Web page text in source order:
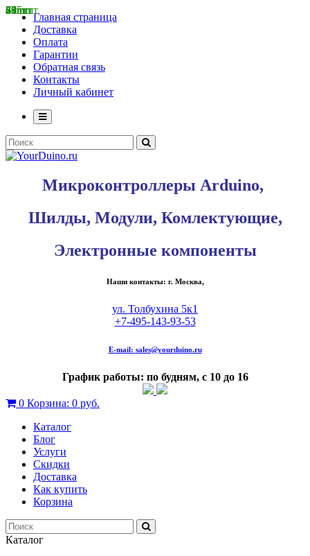
Главная страница
Доставка
Оплата
Гарантии
Обратная связь
Контакты
Личный кабинет
Микроконтроллеры Arduino,
Шилды, Модули, Комлектующие,
Электронные компоненты
Наши контакты: г. Москва,
ул. Толбухина 5к1
+7-495-143-93-53
E-mail: sales@yourduino.ru
График работы: по будням, с 10 до 16
0 Корзина: 0 руб.
Каталог
Блог
Услуги
Скидки
Доставка
Как купить
Корзина
Каталог
57 шт
20 шт
89 шт
55 шт
7 шт
83 шт
415 шт
7 шт
5 шт
6 шт
2 шт
28 шт